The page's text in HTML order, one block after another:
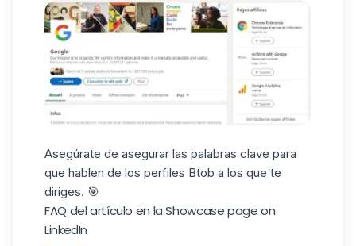
Asegúrate de asegurar las palabras clave para
que hablen de los perfiles Btob a los que te
diriges. 🎯
FAQ del artículo en la Showcase page on
LinkedIn